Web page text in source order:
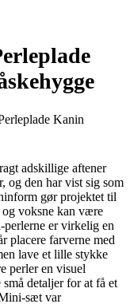
adskillige aftener
og den har vist sig som
gør projektet til
voksne kan være
perlerne er virkelig en
placere farverne med
lave et lille stykke
perler en visuel
detaljer for at få et
sæt var